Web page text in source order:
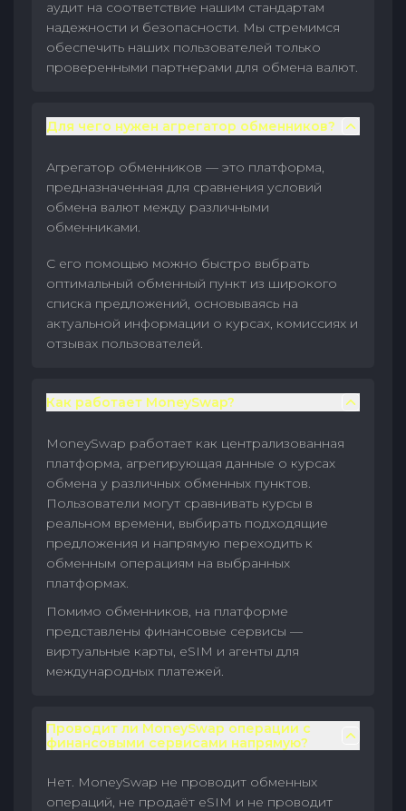
аудит на соответствие нашим стандартам
надежности и безопасности. Мы стремимся
обеспечить наших пользователей только
проверенными партнерами для обмена валют.
Для чего нужен агрегатор обменников?
Агрегатор обменников — это платформа,
предназначенная для сравнения условий
обмена валют между различными
обменниками.
С его помощью можно быстро выбрать
оптимальный обменный пункт из широкого
списка предложений, основываясь на
актуальной информации о курсах, комиссиях и
отзывах пользователей.
Как работает MoneySwap?
MoneySwap работает как централизованная
платформа, агрегирующая данные о курсах
обмена у различных обменных пунктов.
Пользователи могут сравнивать курсы в
реальном времени, выбирать подходящие
предложения и напрямую переходить к
обменным операциям на выбранных
платформах.
Помимо обменников, на платформе
представлены финансовые сервисы —
виртуальные карты, eSIM и агенты для
международных платежей.
Проводит ли MoneySwap операции с
финансовыми сервисами напрямую?
Нет. MoneySwap не проводит обменных
операций, не продаёт eSIM и не проводит